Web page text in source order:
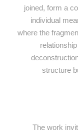
joined, form a
individual
where the
structure
The work